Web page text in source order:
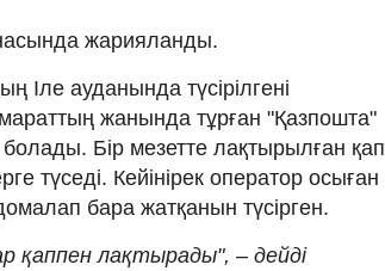
жарияланды.
ауданында түсірілгені
жанында тұрған "Қазпошта"
болады. Бір мезетте лақтырылған қап
түседі. Кейінірек оператор осыған
бара жатқанын түсірген.
қаппен лақтырады", – дейді